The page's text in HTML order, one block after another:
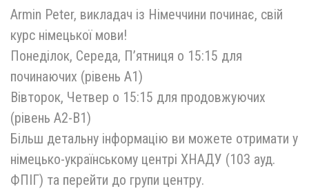
Armin Peter, викладач із Німеччини починає, свій
курс німецької мови!
Понеділок, Середа, П’ятниця о 15:15 для
починаючих (рівень А1)
Вівторок, Четвер о 15:15 для продовжуючих
(рівень А2-В1)
Більш детальну інформацію ви можете отримати у
німецько-українському центрі ХНАДУ (103 ауд.
ФПІГ) та перейти до групи центру.